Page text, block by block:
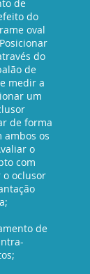
de
do
oval
do
de
medir a
um
de forma
ambos os
o
com
o oclusor
de